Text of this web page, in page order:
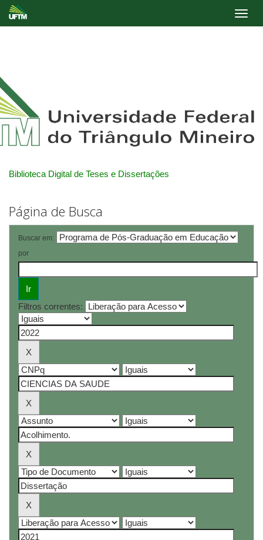
Biblioteca Digital de Teses e Dissertações
Página de Busca
Buscar em:
por
Filtros correntes: